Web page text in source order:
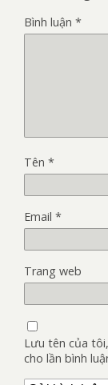
Bình luận *
Tên *
Email *
Trang web
Lưu tên của
cho lần bình